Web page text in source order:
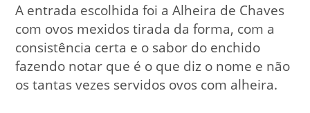
A entrada escolhida foi a Alheira de Chaves
com ovos mexidos tirada da forma, com a
consistência certa e o sabor do enchido
fazendo notar que é o que diz o nome e não
os tantas vezes servidos ovos com alheira.